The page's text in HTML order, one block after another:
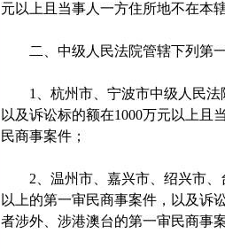
元以上且当事人一方住所地不在本
二、中级人民法院管辖下列第
1 、杭州市、宁波市中级人民
以及诉讼标的额在1000万元以上且
民商事案件；
2 、温州市、嘉兴市、绍兴市
以上的第一审民商事案件，以及诉
者涉外、涉港澳台的第一审民商事案